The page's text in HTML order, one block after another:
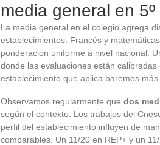
media general en
La media general en el colegio agrega
establecimientos. Francés y
ponderación uniforme a nivel nacional.
donde las evaluaciones están
establecimiento que aplica baremos más
Observamos regularmente que dos
según el contexto. Los trabajos del
perfil del establecimiento influyen de
comparables. Un 11/20 en REP+ y un